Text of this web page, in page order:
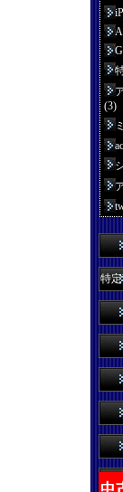
(3)
特